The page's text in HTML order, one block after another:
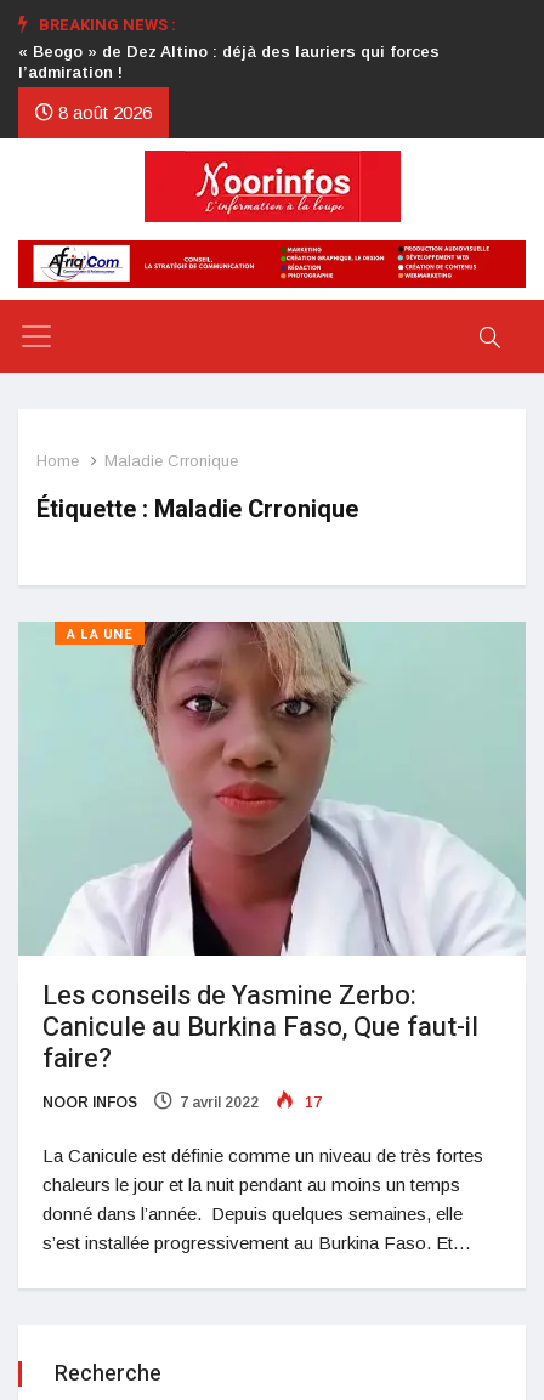
BREAKING NEWS :
Crise au CDP : l’authentification de la lettre du président
d’honneur toujours attendue
8 août 2026
Home Maladie Crronique
Étiquette : Maladie Crronique
A LA UNE
Les conseils de Yasmine Zerbo:
Canicule au Burkina Faso, Que faut-il
faire?
NOOR INFOS 7 avril 2022 17
La Canicule est définie comme un niveau de très fortes
chaleurs le jour et la nuit pendant au moins un temps
donné dans l’année. Depuis quelques semaines, elle
s’est installée progressivement au Burkina Faso. Et…
Recherche